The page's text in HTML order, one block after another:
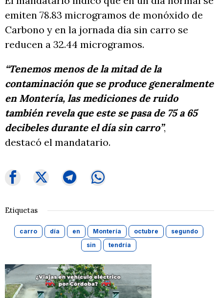
emiten 78.83 microgramos de monóxido de
Carbono y en la jornada día sin carro se
reducen a 32.44 microgramos.
“Tenemos menos de la mitad de la
contaminación que se produce generalmente
en Montería, las mediciones de ruido
también revela que este se pasa de 75 a 65
decibeles durante el día sin carro”,
destacó el mandatario.
Etiquetas
carro día en Montería octubre
segundo
sin
tendría